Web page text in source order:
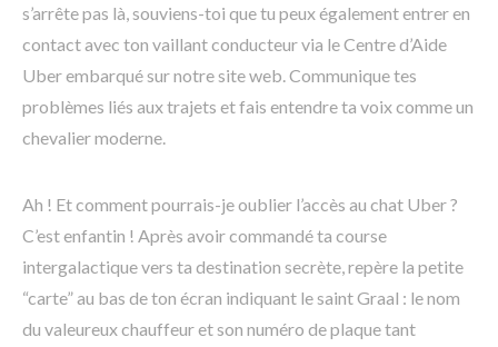
s’arrête pas là, souviens-toi que tu peux également entrer en
contact avec ton vaillant conducteur via le Centre d’Aide
Uber embarqué sur notre site web. Communique tes
problèmes liés aux trajets et fais entendre ta voix comme un
chevalier moderne.
Ah ! Et comment pourrais-je oublier l’accès au chat Uber ?
C’est enfantin ! Après avoir commandé ta course
intergalactique vers ta destination secrète, repère la petite
“carte” au bas de ton écran indiquant le saint Graal : le nom
du valeureux chauffeur et son numéro de plaque tant